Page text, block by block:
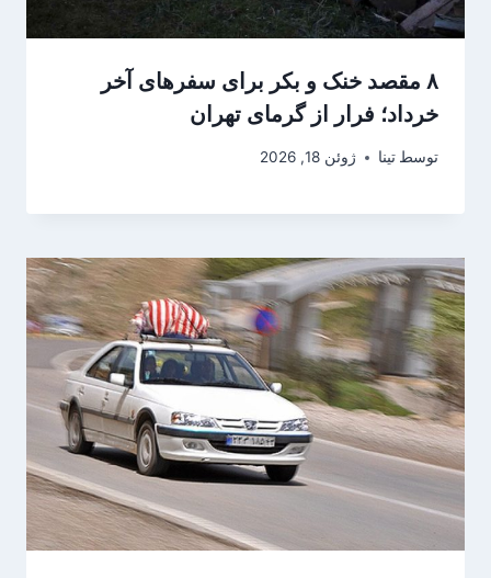
۸ مقصد خنک و بکر برای سفرهای آخر
خرداد؛ فرار از گرمای تهران
توسط تینا ژوئن 18, 2026